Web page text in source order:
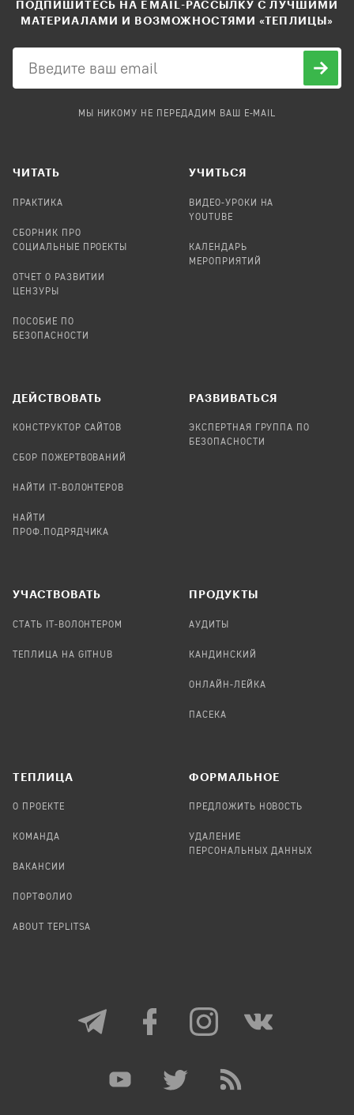
ПОДПИШИТЕСЬ НА EMAIL-РАССЫЛКУ С ЛУЧШИМИ
МАТЕРИАЛАМИ И ВОЗМОЖНОСТЯМИ «ТЕПЛИЦЫ»
МЫ НИКОМУ НЕ ПЕРЕДАДИМ ВАШ E-MAIL
ЧИТАТЬ
ПРАКТИКА
СБОРНИК ПРО
СОЦИАЛЬНЫЕ ПРОЕКТЫ
ОТЧЕТ О РАЗВИТИИ
ЦЕНЗУРЫ
ПОСОБИЕ ПО
БЕЗОПАСНОСТИ
УЧИТЬСЯ
ВИДЕО-УРОКИ НА
YOUTUBE
КАЛЕНДАРЬ
МЕРОПРИЯТИЙ
ДЕЙСТВОВАТЬ
КОНСТРУКТОР САЙТОВ
СБОР ПОЖЕРТВОВАНИЙ
НАЙТИ IT-ВОЛОНТЕРОВ
НАЙТИ
ПРОФ.ПОДРЯДЧИКА
РАЗВИВАТЬСЯ
ЭКСПЕРТНАЯ ГРУППА ПО
БЕЗОПАСНОСТИ
УЧАСТВОВАТЬ
СТАТЬ IT-ВОЛОНТЕРОМ
ТЕПЛИЦА НА GITHUB
ПРОДУКТЫ
АУДИТЫ
КАНДИНСКИЙ
ОНЛАЙН-ЛЕЙКА
ПАСЕКА
TЕПЛИЦА
О ПРОЕКТЕ
КОМАНДА
ВАКАНСИИ
ПОРТФОЛИО
ABOUT TEPLITSA
ФОРМАЛЬНОЕ
ПРЕДЛОЖИТЬ НОВОСТЬ
УДАЛЕНИЕ
ПЕРСОНАЛЬНЫХ ДАННЫХ